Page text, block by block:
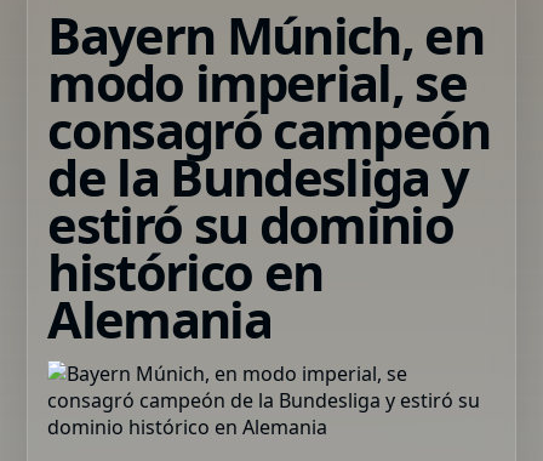
Bayern Múnich, en
modo imperial, se
consagró campeón
de la Bundesliga y
estiró su dominio
histórico en
Alemania